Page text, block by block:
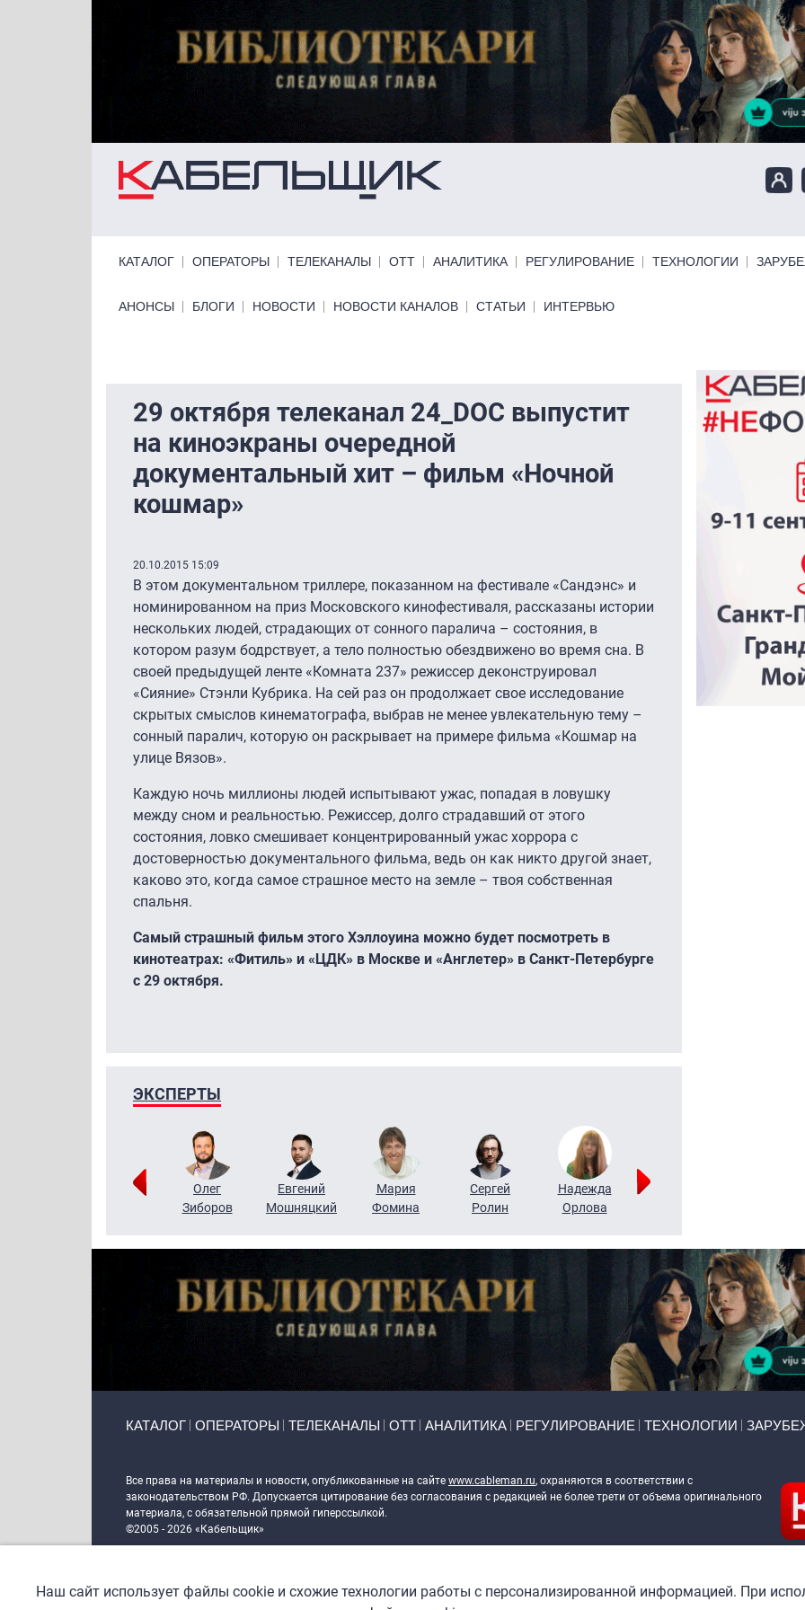
КАТАЛОГ ОПЕРАТОРЫ ТЕЛЕКАНАЛЫ ОТТ АНАЛИТИКА РЕГУЛИРОВАНИЕ ТЕХНОЛОГИИ
Primary links bottom
АНОНСЫ БЛОГИ НОВОСТИ НОВОСТИ КАНАЛОВ СТАТЬИ ИНТЕРВЬЮ
29 октября телеканал 24_DOC выпустит
на киноэкраны очередной
документальный хит – фильм «Ночной
кошмар»
20.10.2015 15:09
В этом документальном триллере, показанном на фестивале «Сандэнс» и
номинированном на приз Московского кинофестиваля, рассказаны истории
нескольких людей, страдающих от сонного паралича – состояния, в
котором разум бодрствует, а тело полностью обездвижено во время сна. В
своей предыдущей ленте «Комната 237» режиссер деконструировал
«Сияние» Стэнли Кубрика. На сей раз он продолжает свое исследование
скрытых смыслов кинематографа, выбрав не менее увлекательную тему –
сонный паралич, которую он раскрывает на примере фильма «Кошмар на
улице Вязов».
Каждую ночь миллионы людей испытывают ужас, попадая в ловушку
между сном и реальностью. Режиссер, долго страдавший от этого
состояния, ловко смешивает концентрированный ужас хоррора с
достоверностью документального фильма, ведь он как никто другой знает,
каково это, когда самое страшное место на земле – твоя собственная
спальня.
Самый страшный фильм этого Хэллоуина можно будет посмотреть в
кинотеатрах: «Фитиль» и «ЦДК» в Москве и «Англетер» в Санкт-Петербурге
с 29 октября.
ЭКСПЕРТЫ
Григорий
Олег
Зиборов
Евгений
Мошняцкий
Мария
Фомина
Сергей
Ролин
Надежда
Орлова
КАТАЛОГ ОПЕРАТОРЫ ТЕЛЕКАНАЛЫ ОТТ АНАЛИТИКА РЕГУЛИРОВАНИЕ ТЕХНОЛОГИИ
Все права на материалы и новости, опубликованные на сайте www.cableman.ru, охраняются в соответствии с
законодательством РФ. Допускается цитирование без согласования с редакцией не более трети от объема оригинального
материала, с обязательной прямой гиперссылкой.
©2005 - 2026 «Кабельщик»
DrupalCoder — поддержка сайта c 2017 года
Наш сайт использует файлы cookie и схожие технологии работы с персонализированной информацией. При